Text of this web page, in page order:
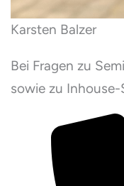
Karsten Balzer
Bei Fragen zu
sowie zu Inhouse-